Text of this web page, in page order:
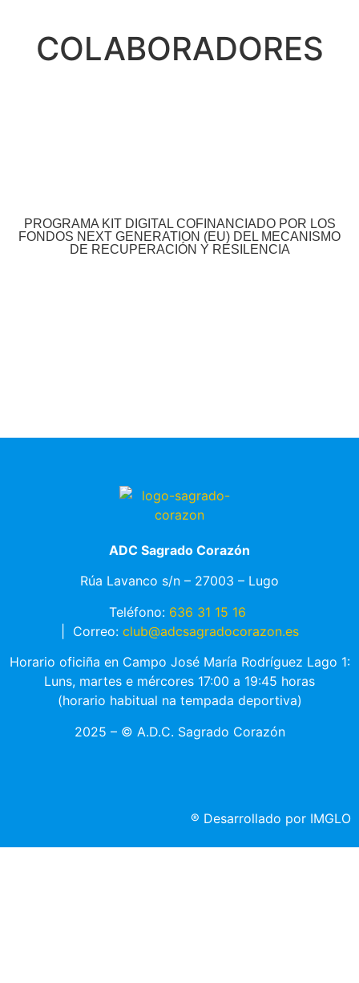
COLABORADORES
PROGRAMA KIT DIGITAL COFINANCIADO POR LOS
FONDOS NEXT GENERATION (EU) DEL MECANISMO
DE RECUPERACIÓN Y RESILENCIA
ADC Sagrado Corazón
Rúa Lavanco s/n – 27003 – Lugo
Teléfono: 636 31 15 16
Correo: club@adcsagradocorazon.es
Horario oficiña en Campo José María Rodríguez Lago 1:
Luns, martes e mércores 17:00 a 19:45 horas
(horario habitual na tempada deportiva)
2025 – © A.D.C. Sagrado Corazón
® Desarrollado por IMGLO